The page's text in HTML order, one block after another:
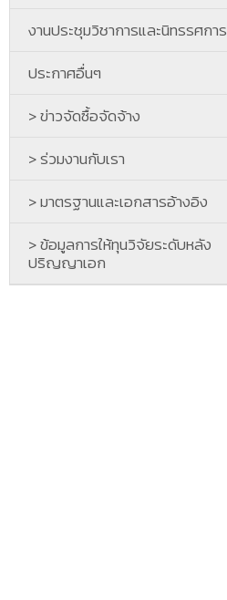
งานประชุมวิชาการและนิทรรศการ
ประกาศอื่นๆ
> ข่าวจัดซื้อจัดจ้าง
> ร่วมงานกับเรา
> มาตรฐานและเอกสารอ้างอิง
> ข้อมูลการให้ทุนวิจัยระดับหลัง
ปริญญาเอก